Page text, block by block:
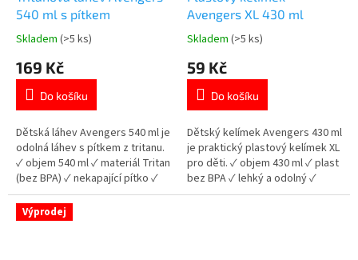
540 ml s pítkem
Průměrné
produktu
5,0
5
hvězdiček.
Skladem (>5 ks)
169 Kč
Do košíku
Dětská láhev Avengers 540 ml je
odolná láhev s pítkem z tritanu.
✓ objem 540 ml ✓ materiál Tritan
(bez BPA) ✓ nekapající pítko ✓
licencovaný motiv Avengers 👉
Více produktů Avengers
Avengers XL 430 ml
Průměrné
produktu
5,0
5
hvězdiček.
Skladem (>5 ks)
59 Kč
Do košíku
Dětský kelímek Avengers 430 ml
je praktický plastový kelímek XL
pro děti. ✓ objem 430 ml ✓ plast
bez BPA ✓ lehký a odolný ✓
licencovaný motiv Avengers 👉
Výprodej